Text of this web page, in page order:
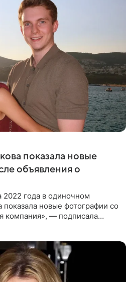
показала новые
объявления о
года в одиночном
новые фотографии со
компания», — подписала